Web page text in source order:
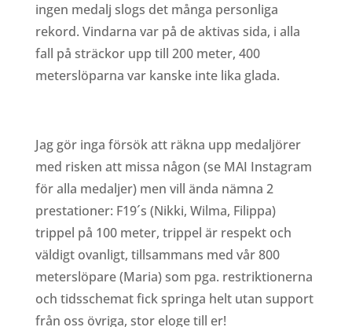
ingen medalj slogs det många personliga
rekord. Vindarna var på de aktivas sida, i alla
fall på sträckor upp till 200 meter, 400
meterslöparna var kanske inte lika glada.
Jag gör inga försök att räkna upp medaljörer
med risken att missa någon (se MAI Instagram
för alla medaljer) men vill ända nämna 2
prestationer: F19´s (Nikki, Wilma, Filippa)
trippel på 100 meter, trippel är respekt och
väldigt ovanligt, tillsammans med vår 800
meterslöpare (Maria) som pga. restriktionerna
och tidsschemat fick springa helt utan support
från oss övriga, stor eloge till er!